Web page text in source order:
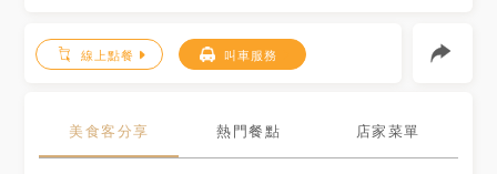
線上點餐 叫車服務
美食客分享 熱門餐點 店家菜單